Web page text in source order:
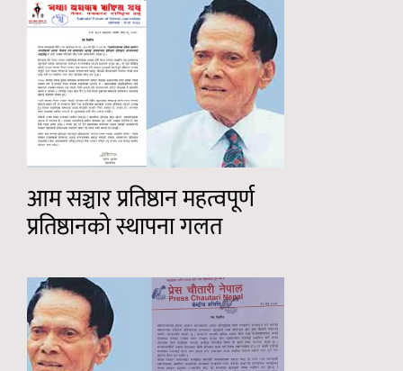
आम सञ्चार प्रतिष्ठान महत्वपूर्ण
प्रतिष्ठानको स्थापना गलत